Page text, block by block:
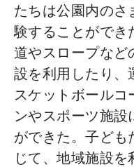
たちは公園内のさ
験することができ
道やスロープなど
設を利用したり、
スケットボールコ
ンやスポーツ施設
ができた。子ども
じて、地域施設